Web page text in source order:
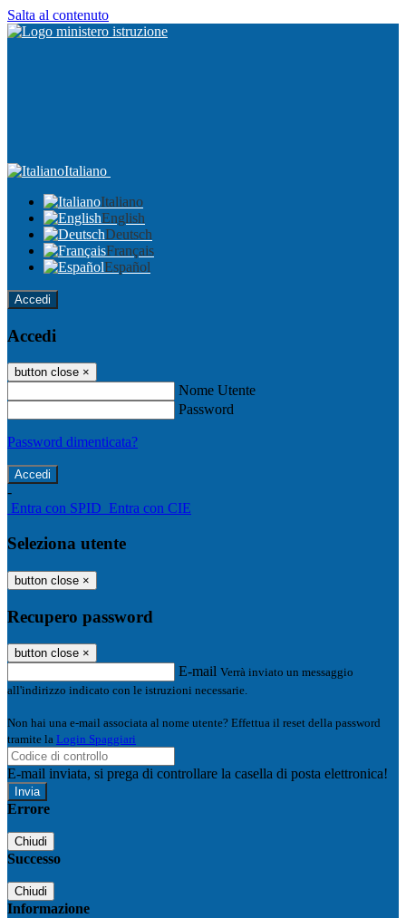
Salta al contenuto
Italiano
Italiano
English
Deutsch
Français
Español
Accedi
Accedi
button close ×
Nome Utente
Password
Password dimenticata?
-
Entra con SPID Entra con CIE
Seleziona utente
button close ×
Recupero password
button close ×
E-mail Verrà inviato un messaggio
all'indirizzo indicato con le istruzioni necessarie.
Non hai una e-mail associata al nome utente? Effettua il reset della password
tramite la Login Spaggiari
E-mail inviata, si prega di controllare la casella di posta elettronica!
Errore
Chiudi
Successo
Chiudi
Informazione